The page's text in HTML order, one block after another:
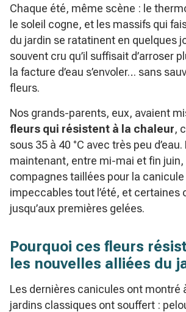
Chaque été, même scène : le
le soleil cogne, et les massifs qui
du jardin se ratatinent en quelques
souvent cru qu’il suffisait d’arroser
la facture d’eau s’envoler… sans
fleurs.
Nos grands-parents, eux, avaient
fleurs qui résistent à la chaleur,
sous 35 à 40 °C avec très peu
maintenant, entre mi-mai et fin
compagnes taillées pour la
impeccables tout l’été, et certaines
jusqu’aux premières gelées.
Pourquoi ces fleurs
les nouvelles alliées du
Les dernières canicules ont montré
jardins classiques ont souffert :